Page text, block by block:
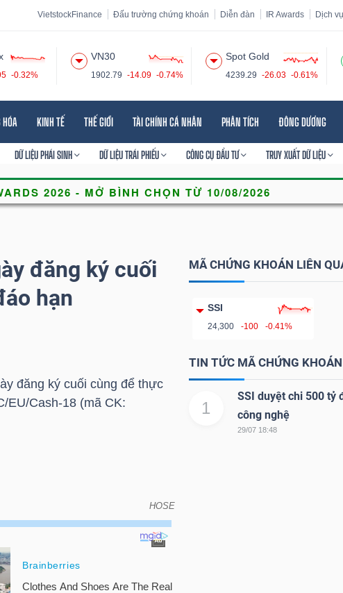
VietstockFinance Đấu trường chứng khoán Diễn đàn IR Awards Dịch vụ
-0.32%
VN30
1902.79 -14.09 -0.74%
Spot Gold
4239.29 -26.03 -0.61%
KINH TẾ THẾ GIỚI TÀI CHÍNH CÁ NHÂN PHÂN TÍCH ĐÔNG DƯƠNG
DỮ LIỆU PHÁI SINH DỮ LIỆU TRÁI PHIẾU CÔNG CỤ ĐẦU TƯ TRUY XUẤT DỮ LIỆU
đăng ký cuối
hạn
đăng ký cuối cùng để thực
EU/Cash-18 (mã CK:
HOSE
thực hiện quyền do đáo hạn
MÃ CHỨNG KHOÁN LIÊN
SSI
24,300 -100 -0.41%
TIN TỨC MÃ CHỨNG KHOÁN
1
SSI duyệt chi 500 tỷ
công nghệ
29/07 18:48